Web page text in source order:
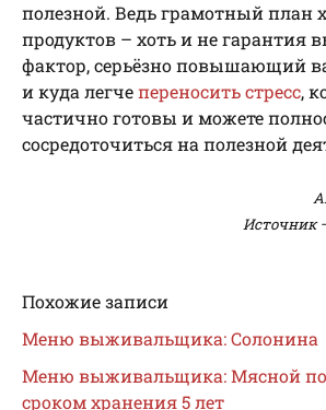
полезной. Ведь грамотный план
продуктов – хоть и не гарантия
фактор, серьёзно повышающий
и куда легчепереносить стресс,
частично готовы и можете
сосредоточиться на полезной
Источник
Похожие записи
Меню выживальщика: Солонина
Меню выживальщика: Мясной
сроком хранения 5 лет